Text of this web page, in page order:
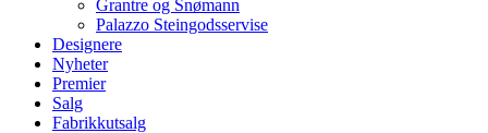
Grantre og Snømann
Palazzo Steingodsservise
Designere
Nyheter
Premier
Salg
Fabrikkutsalg